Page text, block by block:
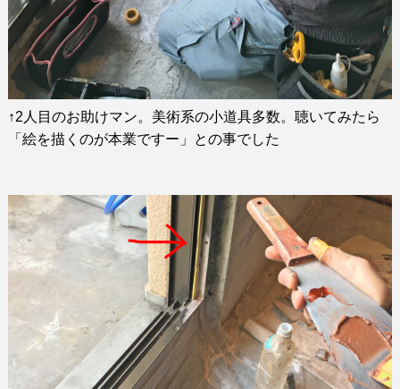
↑2 人目のお助けマン。美術系の小道具多数。聴いてみたら
「絵を描くのが本業ですー」との事でした